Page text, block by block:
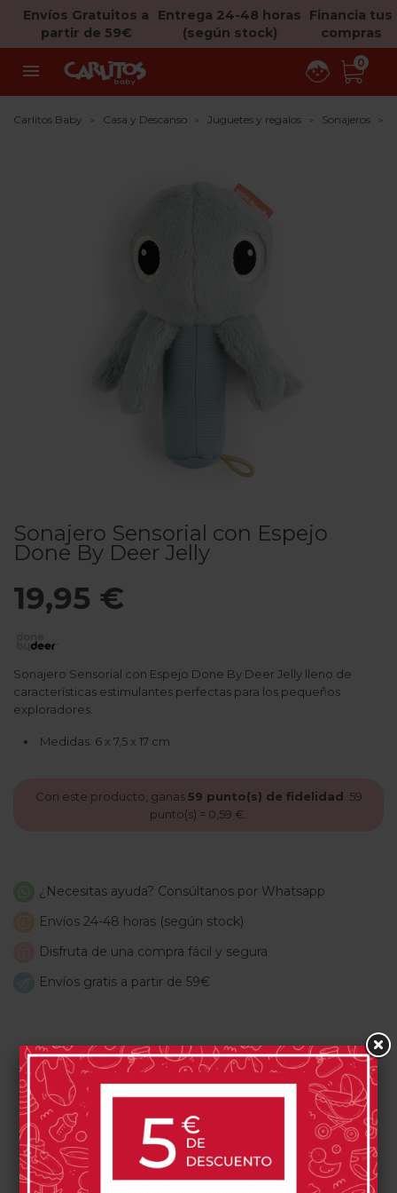
Envíos Gratuitos a
partir de 59€
Entrega 24-48 horas
(según stock)
Financia tus
compras
 0
Carlitos Baby Casa y Descanso Juguetes y regalos Sonajeros
Sonajero Sensorial con Espejo
Done By Deer Jelly
19,95 €
Sonajero Sensorial con Espejo Done By Deer Jelly lleno de
características estimulantes perfectas para los pequeños
exploradores.
Medidas: 6 x 7,5 x 17 cm
Con este producto, ganas59 punto(s) de fidelidad 59
punto(s) = 0,59 €
¿Necesitas ayuda? Consúltanos por Whatsapp
Envíos 24-48 horas (según stock)
Disfruta de una compra fácil y segura
Envíos gratis a partir de 59€
PRODUCTOS RELACIONADOS